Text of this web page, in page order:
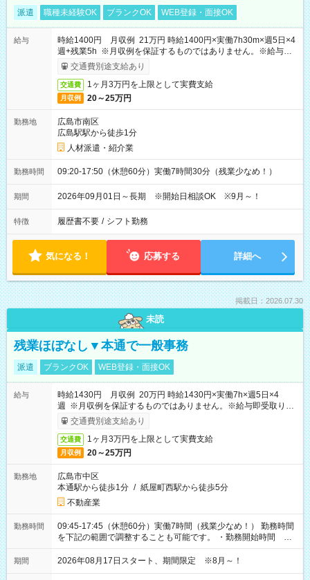
派遣 職種未経験OK ブランクOK WEB登録・面接OK
給与
時給1400円 月収例 21万円 時給1400円×実働7h30m×週5日×4
週+残業5h ※月収例を保証するものではありません。※給与即
受取りサービス利用可（利用条件有）
交通費別途支給あり
交通費 1ヶ月3万円を上限として実費支給
月収例 20～25万円
勤務地
広島市南区
広島駅駅から徒歩1分
人材派遣・紹介業
勤務時間 09:20-17:50（休憩60分）実働7時間30分（残業少なめ！）
期間 2026年09月01日～長期 ※開始日相談OK ※9月～！
特徴 履歴書不要 / シフト勤務
気になる！ 応募する 詳細へ
掲載日：2026.07.30
未読
残業ほぼなし▼本通で一般事務
派遣 ブランクOK WEB登録・面接OK
給与
時給1430円 月収例 20万円 時給1430円×実働7h×週5日×4
週 ※月収例を保証するものではありません。※給与即受取りサ
ービス利用可（利用条件有）
交通費別途支給あり
交通費 1ヶ月3万円を上限として実費支給
月収例 20～25万円
勤務地
広島市中区
本通駅から徒歩1分 / 紙屋町西駅から徒歩5分
不動産業
勤務時間
09:45-17:45（休憩60分）実働7時間（残業少なめ！） 勤務時間
を下記の範囲で調整することも可能です。 ・勤務開始時間
09:45～12:30 ・勤務終了時間 15:45～18:30 ・実働 05:00～
07:45
期間 2026年08月17日スタート、期間限定 ※8月～！